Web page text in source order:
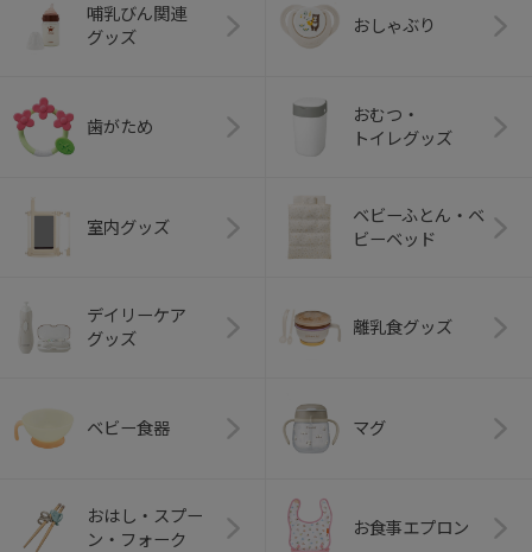
哺乳びん関連
グッズ
おしゃぶり
歯がため
おむつ・
トイレグッズ
室内グッズ
ベビーふとん・ベ
ビーベッド
デイリーケア
グッズ
離乳食グッズ
ベビー食器 マグ
おはし・スプー
ン・フォーク
お食事エプロン